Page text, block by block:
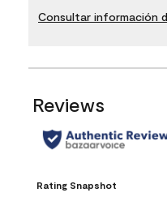
Consultar información
Reviews
Rating Snapshot